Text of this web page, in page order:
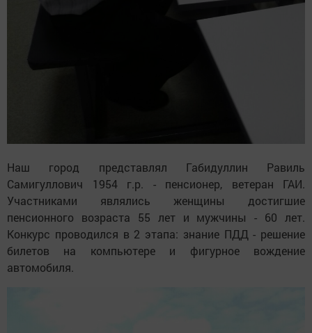
Наш город представлял Габидуллин Равиль
Самигуллович 1954 г.р. - пенсионер, ветеран ГАИ.
Участниками являлись женщины достигшие
пенсионного возраста 55 лет и мужчины - 60 лет.
Конкурс проводился в 2 этапа: знание ПДД - решение
билетов на компьютере и фигурное вождение
автомобиля.